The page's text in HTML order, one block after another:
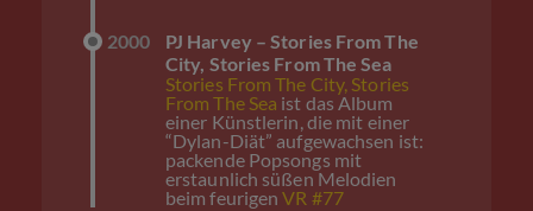
2000
PJ Harvey – Stories From The
City, Stories From The Sea
Stories From The City, Stories
From The Sea ist das Album
einer Künstlerin, die mit einer
“Dylan-Diät” aufgewachsen ist:
packende Popsongs mit
erstaunlich süßen Melodien
beim feurigenVR #77